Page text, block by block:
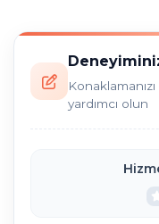
yardımcı olun